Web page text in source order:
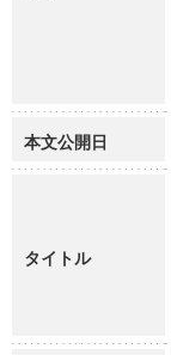
本文公開日
タイトル